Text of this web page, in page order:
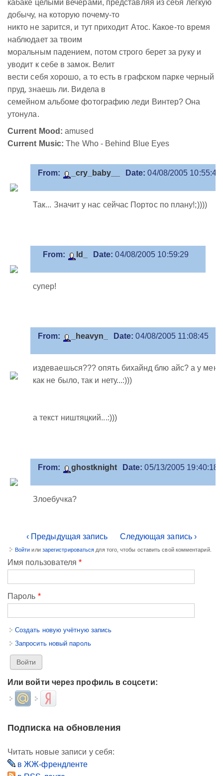
кабаке целыми вечерами, представляя из себя легкую
добычу, на которую почему-то
никто не зарится, и тут приходит Атос. Какое-то время
наблюдает за твоим
моральным падением, потом строго берет за руку и
уводит к себе в замок. Велит
вести себя хорошо, а то есть в графском парке черный
пруд, знаешь ли. Видела в
семейном альбоме фотографию леди Винтер? Она
утонула.
Current Mood: amused
Current Music: The Who - Behind Blue Eyes
From: _cry_baby__ Date: 04/08/2005 10:55:42
Так... Значит у нас сейчас Портос по плану!;))))
From: ld_ Date: 04/08/2005 10:59:29
супер!
From: _heavyn_ Date: 04/08/2005 11:08:45
издеваешься??? опять бихайнд блю айс? а у меня
как не было, так и нету...:)))
а текст ништяцкий...:)))
From: ghostknight Date: 05/13/2005 19:40:18
Злоебучка?
‹ Предыдущая запись Следующая запись ›
Войти или зарегистрироваться для того, чтобы оставить свой комментарий.
Имя пользователя*
Пароль *
Создать новую учётную запись
Запросить новый пароль
Или войти через профиль в соцсети:
Login with Mail.ruLogin with Яндекс
Подписка на обновления
Читать новые записи у себя:
в ЖЖ-френдленте